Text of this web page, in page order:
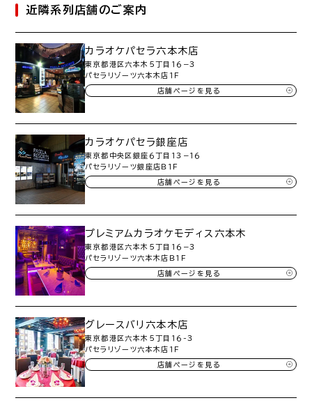
近隣系列店舗のご案内
カラオケパセラ六本木店
東京都港区六本木５丁目１６−３
パセラリゾーツ六本木店１Ｆ
店舗ページを見る
カラオケパセラ銀座店
東京都中央区銀座６丁目１３−１６
パセラリゾーツ銀座店Ｂ１Ｆ
店舗ページを見る
プレミアムカラオケモディス六本木
東京都港区六本木５丁目１６−３
パセラリゾーツ六本木店Ｂ１Ｆ
店舗ページを見る
グレースバリ六本木店
東京都港区六本木５丁目１６-３
パセラリゾーツ六本木店１Ｆ
店舗ページを見る